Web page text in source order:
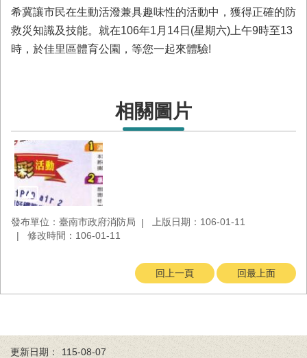
接
受
贈
與
網
站
導
覽
回
臺
府
English
希冀讓市民在生動活潑兼具趣味性的活動中，獲得正確的防
救災知識及技能。就在106年1月14日(星期六)上午9時至13
時，於佳里區體育公園，等您一起來體驗!
相關圖片
發布單位：臺南市政府消防局
上版日期：106-01-11
修改時間：106-01-11
回上一頁 回最上面
更新日期： 115-08-07